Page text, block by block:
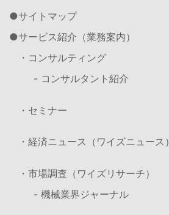
サイトマップ
サービス紹介（業務案内）
・コンサルティング
- コンサルタント紹介
・セミナー
・経済ニュース（ワイズニュース）
・市場調査（ワイズリサーチ）
- 機械業界ジャーナル